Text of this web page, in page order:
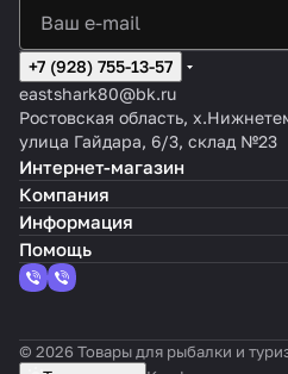
+7 (928) 755-13-57
eastshark80@bk.ru
Ростовская область,
улица Гайдара, 6/3, склад №23
Интернет-магазин
Компания
Информация
Помощь
© 2026 Товары для рыбалки и